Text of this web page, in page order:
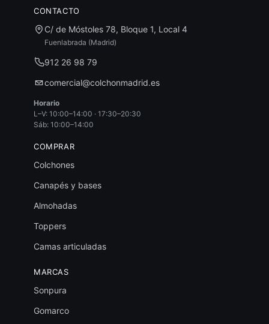
CONTACTO
C/ de Móstoles 78, Bloque 1, Local 4
Fuenlabrada (Madrid)
912 26 98 79
comercial@colchonmadrid.es
Horario
L–V: 10:00–14:00 · 17:30–20:30
Sáb: 10:00–14:00
COMPRAR
Colchones
Canapés y bases
Almohadas
Toppers
Camas articuladas
MARCAS
Sonpura
Gomarco